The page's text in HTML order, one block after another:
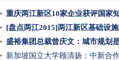
重庆两江新区10家企业获评国家
[盘点两江2015]两江新区基础设
盛裕集团总裁曾庆文：城市规划
新加坡国立大学顾清扬：中新合